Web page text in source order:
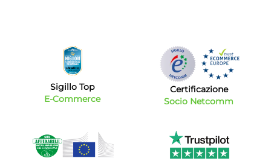
Sigillo Top
E-Commerce
Certificazione
Socio Netcomm